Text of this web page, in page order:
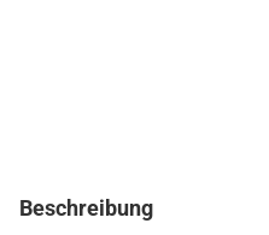
Beschreibung